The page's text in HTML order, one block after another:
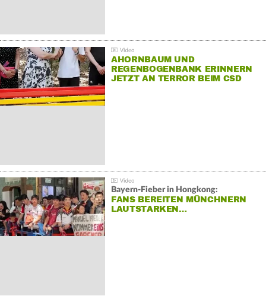
AHORNBAUM UND
REGENBOGENBANK ERINNERN
JETZT AN TERROR BEIM CSD
Bayern-Fieber in Hongkong:
FANS BEREITEN MÜNCHNERN
LAUTSTARKEN…